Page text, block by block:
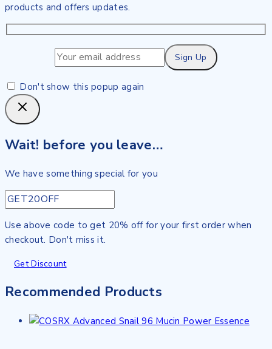
products and offers updates.
Don't show this popup again
Wait! before you leave…
We have something special for you
Use above code to get 20% off for your first order when
checkout. Don't miss it.
Get Discount
Recommended Products